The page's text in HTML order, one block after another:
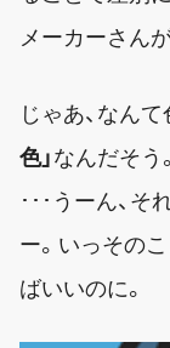
メーカーさん
じゃあ、なん
色」なんだそう。
･･･うーん、
ー。いっそのこ
ばいいのに。